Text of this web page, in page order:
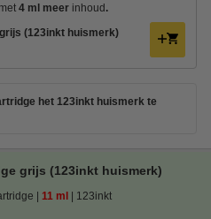
4 ml meer inhoud .
(123inkt huismerk)
het 123inkt huismerk te
grijs (123inkt huismerk)
11 ml 123inkt